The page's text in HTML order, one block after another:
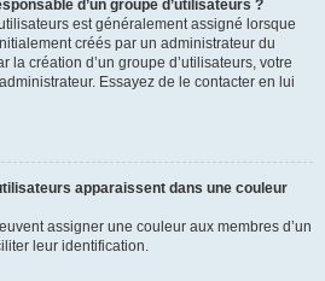
d’un groupe d’utilisateurs ?
est généralement assigné lorsque
créés par un administrateur du
la création d’un groupe d’utilisateurs, votre
Essayez de le contacter en lui
apparaissent dans une couleur
assigner une couleur aux membres d’un
leur identification.